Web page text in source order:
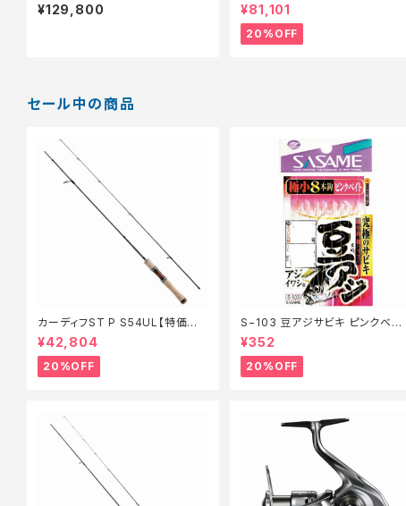
¥129,800 ¥81,101
20%OFF
セール中の商品
カーディフST P S54UL【特価ロッ
ド】【20】
¥42,804
20%OFF
S−103 豆アジサビキ ピンクベイト
1【特価仕掛】【20】
¥352
20%OFF